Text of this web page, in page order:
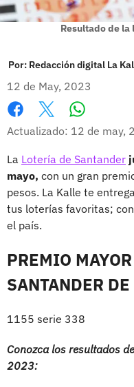
Resultado de la
Por: Redacción digital La
12 de May, 2023
Facebook
X
Actualizado: 12 de may,
La Lotería de Santander
mayo, con un gran
pesos. La Kalle te
tus loterías favoritas;
el país.
PREMIO
SANTANDER
1155 serie 338
Conozca los resultados
2023: